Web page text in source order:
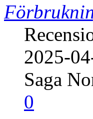
2025-
Saga
0